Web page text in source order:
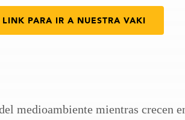
PARA IR A NUESTRA VAKI
medioambiente mientras crecen